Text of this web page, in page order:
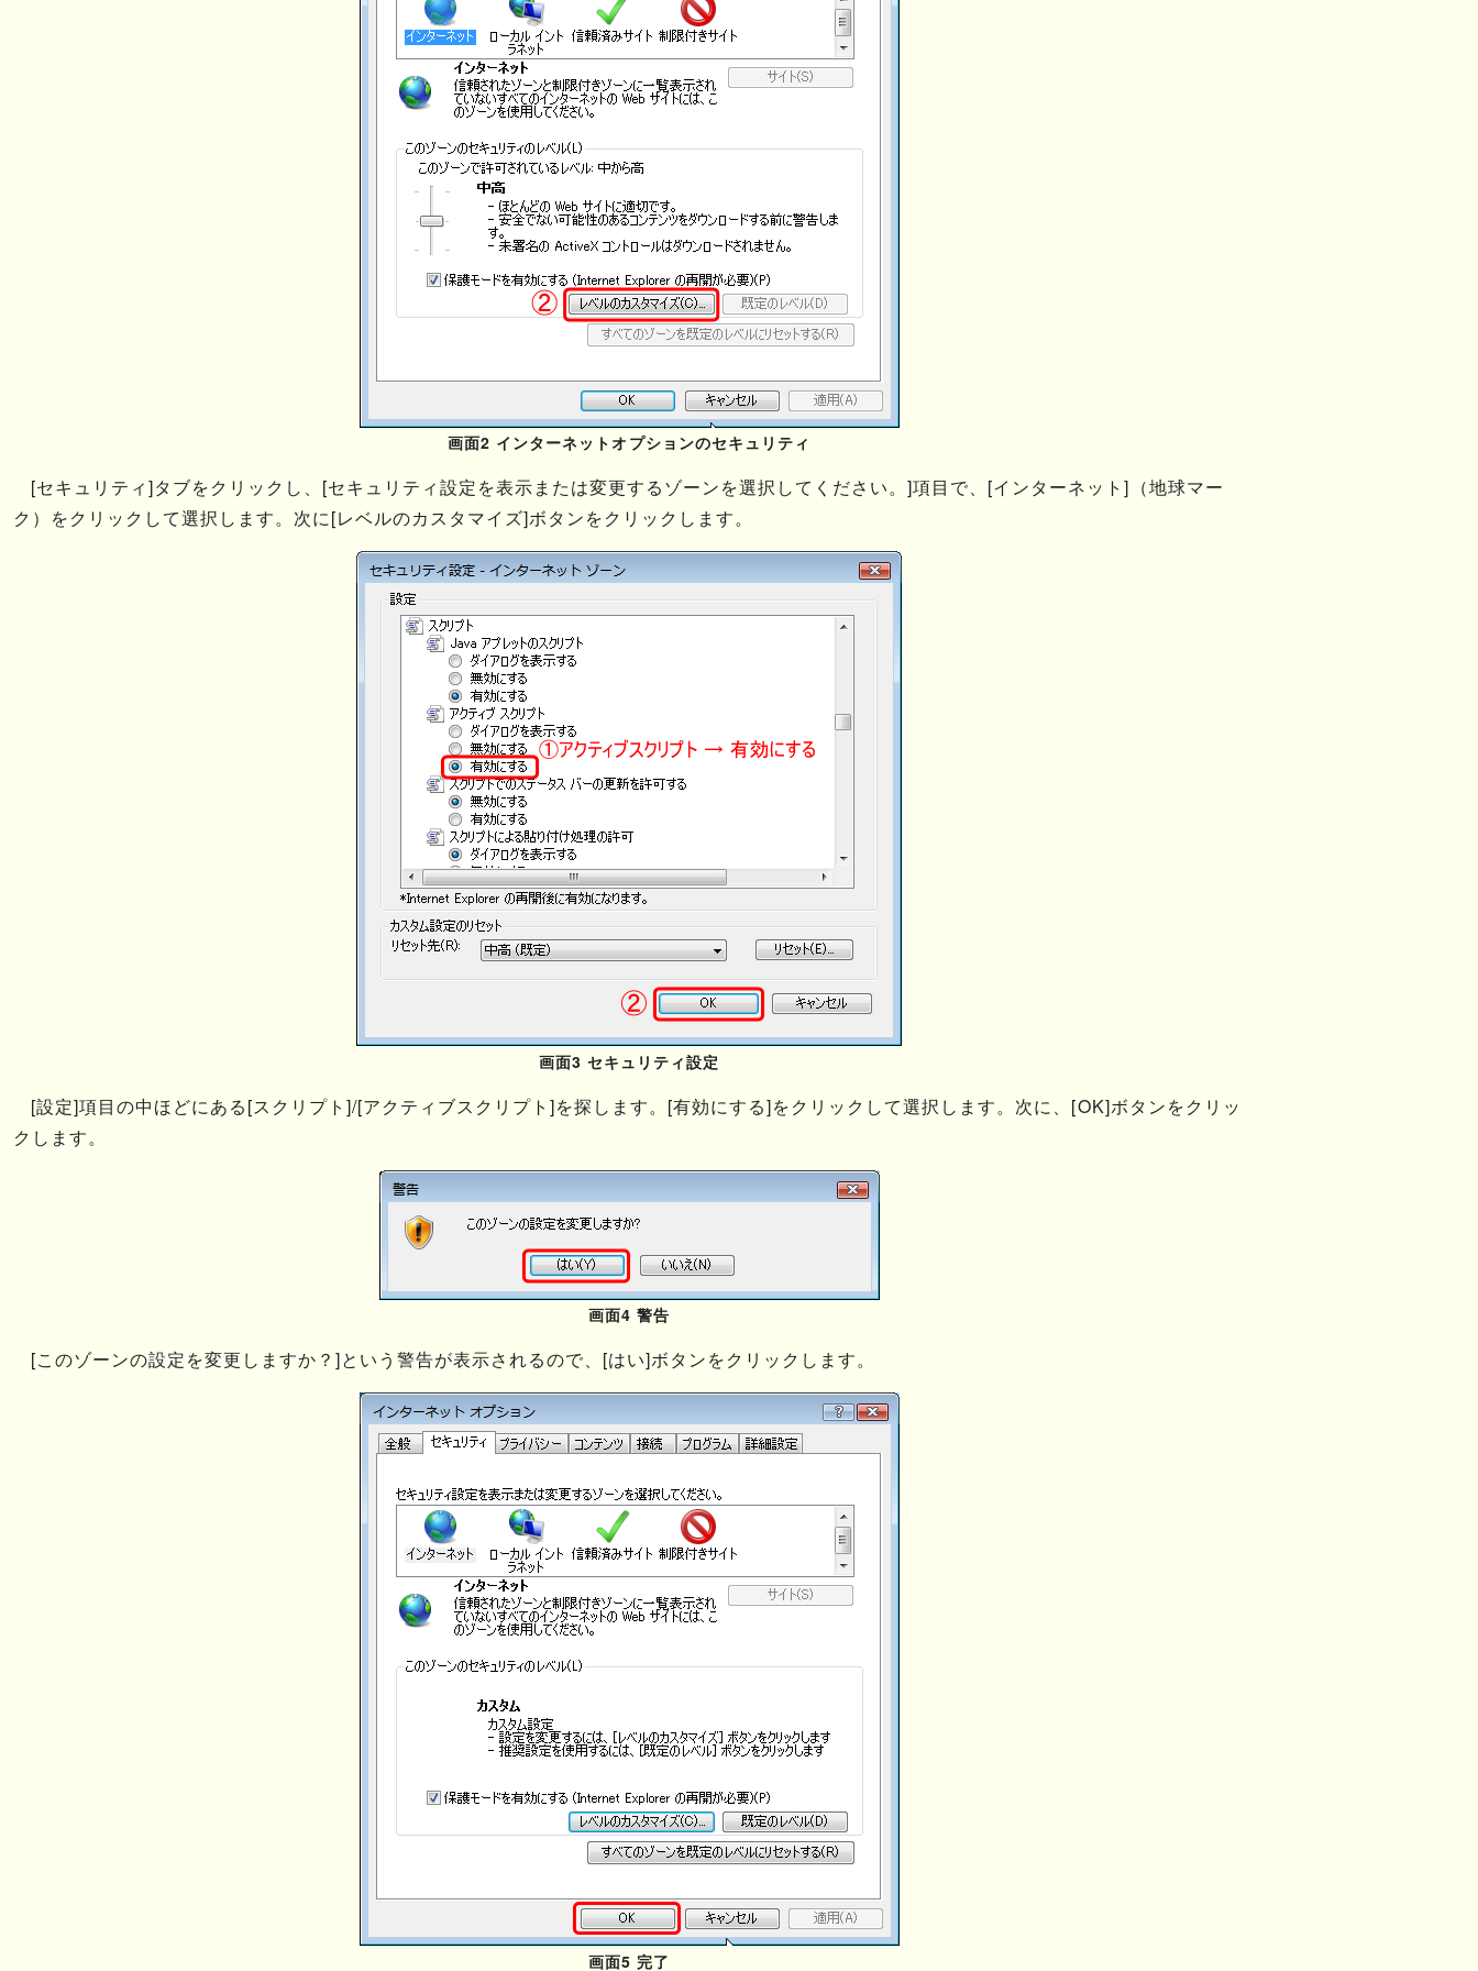
画面2 インターネットオプションのセキュリティ
[セキュリティ]タブをクリックし、[セキュリティ設定を表示または変更するゾーンを選択してください。]項目で、[インターネット]（地球マー
ク）をクリックして選択します。次に[レベルのカスタマイズ]ボタンをクリックします。
画面3 セキュリティ設定
[設定]項目の中ほどにある[スクリプト]/[アクティブスクリプト]を探します。[有効にする]をクリックして選択します。次に、[OK]ボタンをクリッ
クします。
画面4 警告
[このゾーンの設定を変更しますか？]という警告が表示されるので、[はい]ボタンをクリックします。
画面5 完了